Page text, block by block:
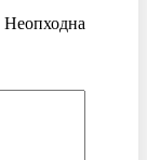
Неопходна